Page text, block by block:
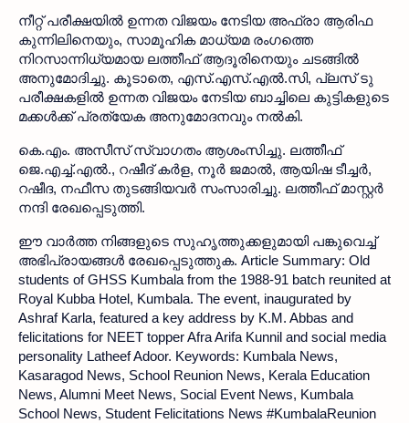
നീറ്റ് പരീക്ഷയിൽ ഉന്നത വിജയം നേടിയ അഫ്രാ ആരിഫ
കുന്നിലിനെയും, സാമൂഹിക മാധ്യമ രംഗത്തെ
നിറസാന്നിധ്യമായ ലത്തീഫ് ആദൂരിനെയും ചടങ്ങിൽ
അനുമോദിച്ചു. കൂടാതെ, എസ്.എസ്.എൽ.സി, പ്ലസ് ടു
പരീക്ഷകളിൽ ഉന്നത വിജയം നേടിയ ബാച്ചിലെ കുട്ടികളുടെ
മക്കൾക്ക് പ്രത്യേക അനുമോദനവും നൽകി.
കെ.എം. അസീസ് സ്വാഗതം ആശംസിച്ചു. ലത്തീഫ്
ജെ.എച്ച്.എൽ., റഷീദ് കർള, നൂർ ജമാൽ, ആയിഷ ടീച്ചർ,
റഷീദ, നഫീസ തുടങ്ങിയവർ സംസാരിച്ചു. ലത്തീഫ് മാസ്റ്റർ
നന്ദി രേഖപ്പെടുത്തി.
ഈ വാർത്ത നിങ്ങളുടെ സുഹൃത്തുക്കളുമായി പങ്കുവെച്ച്
അഭിപ്രായങ്ങൾ രേഖപ്പെടുത്തുക. Article Summary: Old
students of GHSS Kumbala from the 1988-91 batch reunited at
Royal Kubba Hotel, Kumbala. The event, inaugurated by
Ashraf Karla, featured a key address by K.M. Abbas and
felicitations for NEET topper Afra Arifa Kunnil and social media
personality Latheef Adoor. Keywords: Kumbala News,
Kasaragod News, School Reunion News, Kerala Education
News, Alumni Meet News, Social Event News, Kumbala
School News, Student Felicitations News #KumbalaReunion